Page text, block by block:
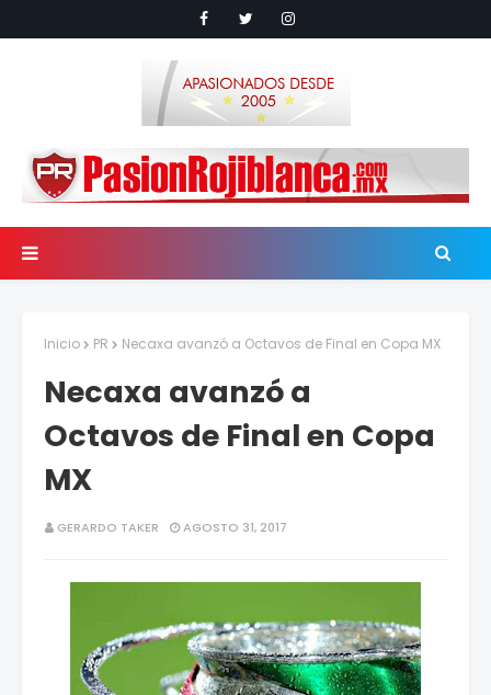
Inicio PR Necaxa avanzó a Octavos de Final en Copa MX
Necaxa avanzó a
Octavos de Final en Copa
MX
GERARDO TAKER AGOSTO 31, 2017